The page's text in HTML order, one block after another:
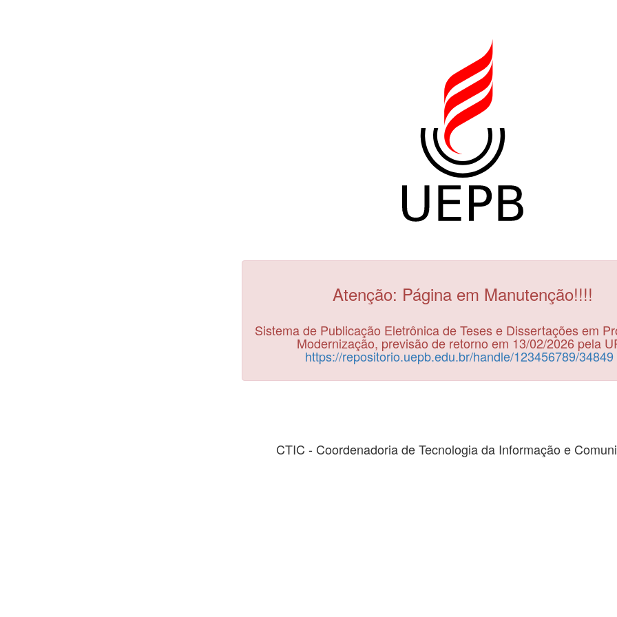
Atenção: Página em Manutenção!!!!
Sistema de Publicação Eletrônica de Teses e Dissertações em
Modernização, previsão de retorno em 13/02/2026 pela
https://repositorio.uepb.edu.br/handle/123456789/34849
CTIC - Coordenadoria de Tecnologia da Informação e